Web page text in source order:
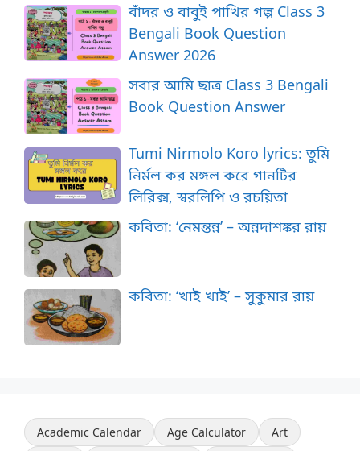
বাঁদর ও বাবুই পাখির গল্প Class 3
Bengali Book Question
Answer 2026
সবার আমি ছাত্র Class 3 Bengali
Book Question Answer
Tumi Nirmolo Koro lyrics: তুমি
নির্মল কর মঙ্গল করে গানটির
লিরিক্স, স্বরলিপি ও রচয়িতা
কবিতা: ‘নেমন্তন্ন’ – অন্নদাশঙ্কর রায়
কবিতা: ‘খাই খাই’ – সুকুমার রায়
Academic Calendar Age Calculator
Art